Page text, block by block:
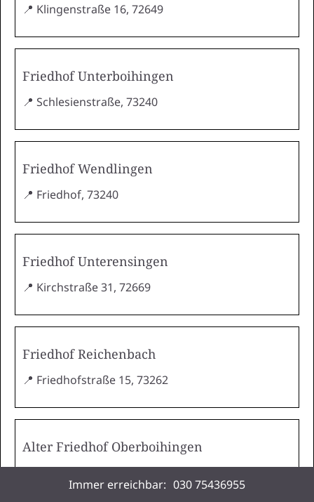
📍 Klingenstraße 16, 72649
Friedhof Unterboihingen
📍 Schlesienstraße, 73240
Friedhof Wendlingen
📍 Friedhof, 73240
Friedhof Unterensingen
📍 Kirchstraße 31, 72669
Friedhof Reichenbach
📍 Friedhofstraße 15, 73262
Alter Friedhof Oberboihingen
Immer erreichbar: 030 75436955